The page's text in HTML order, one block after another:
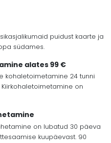
puidust kaarte ja
südames.
alates 99 €
kohaletoimetamine 24 tunni
on
on lubatud 30 päeva
kuupäevast. 90